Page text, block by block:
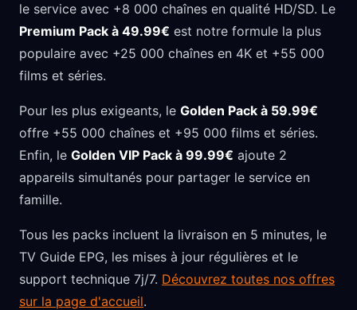
le service avec +8 000 chaînes en qualité HD/SD. Le
Premium Pack à 49.99€ est notre formule la plus
populaire avec +25 000 chaînes en 4K et +55 000
films et séries.
Pour les plus exigeants, le Golden Pack à 59.99€
offre +55 000 chaînes et +95 000 films et séries.
Enfin, le Golden VIP Pack à 99.99€ ajoute 2
appareils simultanés pour partager le service en
famille.
Tous les packs incluent la livraison en 5 minutes, le
TV Guide EPG, les mises à jour régulières et le
support technique 7j/7. Découvrez toutes nos offres
sur la page d'accueil.